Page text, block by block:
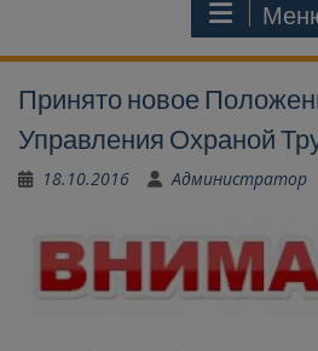
Принято новое
Управления Охраной
18.10.2016 Администратор